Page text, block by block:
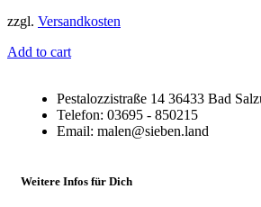
zzgl. Versandkosten
Add to cart
Pestalozzistraße 14 36433 Bad
Telefon: 03695 - 850215
Email: malen@sieben.land
Weitere Infos für Dich